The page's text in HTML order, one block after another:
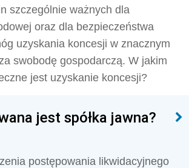
szczególnie ważnych dla
oraz dla bezpieczeństwa
uzyskania koncesji w znacznym
swobodę gospodarczą. W jakim
jest uzyskanie koncesji?
jest spółka jawna?
postępowania likwidacyjnego